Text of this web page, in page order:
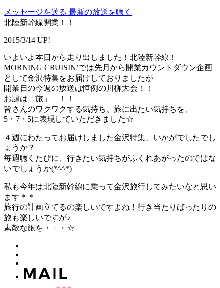
メッセージを送る 最新の放送を聴く
北陸新幹線開業！！
2015/3/14 UP!
いよいよ本日から走り出しました！北陸新幹線！
MORNING CRUISIN’では先月から開業カウントダウン企画
として金沢特集をお届けしておりましたが
開業日の今週の放送は恒例の川柳大会！！
お題は「旅」！！！
皆さんのワクワクする気持ち、旅に出たい気持ちを、
5・7・5に表現していただきました☆
４週にわたってお届けしました金沢特集、いかがでしたでし
ょうか？
毎週聴くたびに、行きたい気持ちがふくれあがったのではな
いでしょうか(*^^*)
私も今年は北陸新幹線に乗って金沢旅行してみたいなと思い
ます＊＊
旅行の計画立てるの楽しいですよね！行き当たりばったりの
旅も楽しいですが♪
素敵な旅を・・・☆